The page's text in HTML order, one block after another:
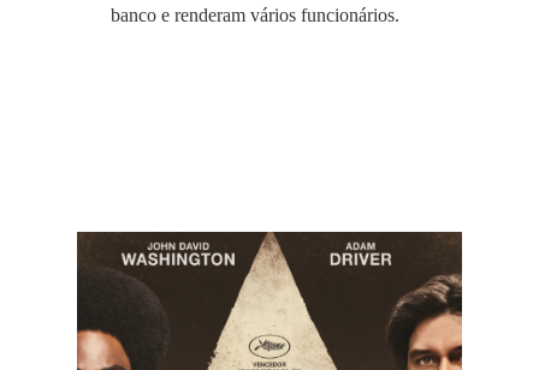
banco e renderam vários funcionários.